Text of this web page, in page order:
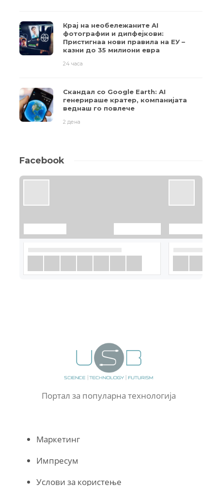
Крај на необележаните AI
фотографии и дипфејкови:
Пристигнаа нови правила на ЕУ –
казни до 35 милиони евра
24 часа
Скандал со Google Earth: AI
генерираше кратер, компанијата
веднаш го повлече
2 дена
Facebook
Портал за популарна технологија
Маркетинг
Импресум
Услови за користење